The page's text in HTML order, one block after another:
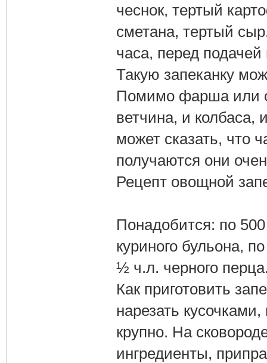
чеснок, тертый
сметана, тертый
часа, перед
Такую запеканку
Помимо фарша или
ветчина, и колбаса,
может сказать, что
получаются они
Рецепт овощной
Понадобится: по
куриного бульона,
½ ч.л. черного
Как приготовить
нарезать
крупно. На
ингредиенты,